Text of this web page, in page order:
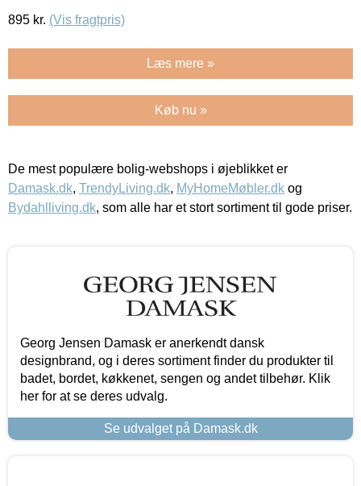
895 kr. (Vis fragtpris)
Læs mere »
Køb nu »
De mest populære bolig-webshops i øjeblikket er
Damask.dk, TrendyLiving.dk, MyHomeMøbler.dk og
Bydahlliving.dk, som alle har et stort sortiment til gode priser.
Georg Jensen Damask er anerkendt dansk
designbrand, og i deres sortiment finder du produkter til
badet, bordet, køkkenet, sengen og andet tilbehør. Klik
her for at se deres udvalg.
Se udvalget på Damask.dk